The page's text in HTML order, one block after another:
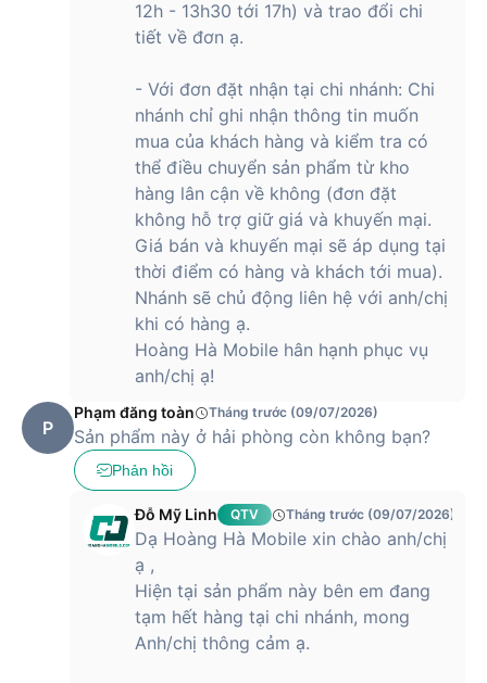
12h - 13h30 tới 17h) và trao đổi chi
tiết về đơn ạ.
- Với đơn đặt nhận tại chi nhánh: Chi
nhánh chỉ ghi nhận thông tin muốn
mua của khách hàng và kiểm tra có
thể điều chuyển sản phẩm từ kho
hàng lân cận về không (đơn đặt
không hỗ trợ giữ giá và khuyến mại.
Giá bán và khuyến mại sẽ áp dụng tại
thời điểm có hàng và khách tới mua).
Nhánh sẽ chủ động liên hệ với anh/chị
khi có hàng ạ.
Hoàng Hà Mobile hân hạnh phục vụ
anh/chị ạ!
P
Phạm đăng toàn Tháng trước (09/07/2026)
Sản phẩm này ở hải phòng còn không bạn?
Phản hồi
Đỗ Mỹ Linh QTV Tháng trước (09/07/2026)
Dạ Hoàng Hà Mobile xin chào anh/chị
ạ ,
Hiện tại sản phẩm này bên em đang
tạm hết hàng tại chi nhánh, mong
Anh/chị thông cảm ạ.